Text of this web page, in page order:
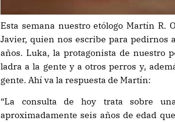
Esta semana nuestro etólogo Martín R.
Javier, quien nos escribe para pedirnos
años. Luka, la protagonista de nuestro
ladra a la gente y a otros perros y,
gente. Ahí va la respuesta de Martín:
“La consulta de hoy trata sobre
aproximadamente seis años de edad